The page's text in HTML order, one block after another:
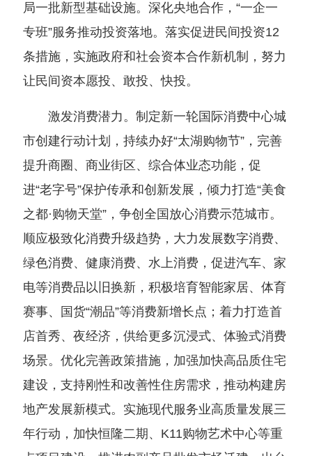
局一批新型基础设施。深化央地合作，“一企一
专班”服务推动投资落地。落实促进民间投资12
条措施，实施政府和社会资本合作新机制，努力
让民间资本愿投、敢投、快投。
激发消费潜力。制定新一轮国际消费中心城
市创建行动计划，持续办好“太湖购物节”，完善
提升商圈、商业街区、综合体业态功能，促
进“老字号”保护传承和创新发展，倾力打造“美食
之都·购物天堂”，争创全国放心消费示范城市。
顺应极致化消费升级趋势，大力发展数字消费、
绿色消费、健康消费、水上消费，促进汽车、家
电等消费品以旧换新，积极培育智能家居、体育
赛事、国货“潮品”等消费新增长点；着力打造首
店首秀、夜经济，供给更多沉浸式、体验式消费
场景。优化完善政策措施，加强加快高品质住宅
建设，支持刚性和改善性住房需求，推动构建房
地产发展新模式。实施现代服务业高质量发展三
年行动，加快恒隆二期、K11购物艺术中心等重